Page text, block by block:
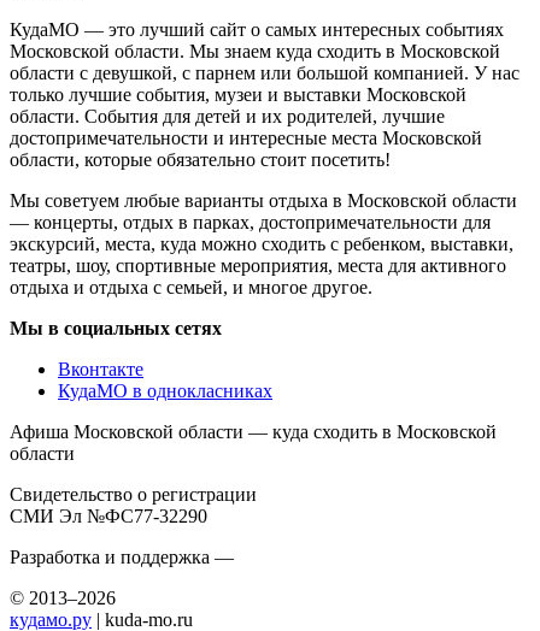
КудаМО — это лучший сайт о самых интересных событиях
Московской области. Мы знаем куда сходить в Московской
области с девушкой, с парнем или большой компанией. У нас
только лучшие события, музеи и выставки Московской
области. События для детей и их родителей, лучшие
достопримечательности и интересные места Московской
области, которые обязательно стоит посетить!
Мы советуем любые варианты отдыха в Московской области
— концерты, отдых в парках, достопримечательности для
экскурсий, места, куда можно сходить с ребенком, выставки,
театры, шоу, спортивные мероприятия, места для активного
отдыха и отдыха с семьей, и многое другое.
Мы в социальных сетях
Вконтакте
КудаМО в однокласниках
Афиша Московской области — куда сходить в Московской
области
Свидетельство о регистрации
СМИ Эл №ФС77-32290
Разработка и поддержка —
© 2013–2026
кудамо.ру | kuda-mo.ru